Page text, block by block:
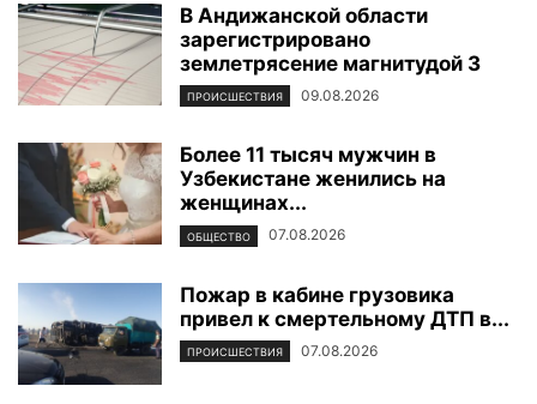
В Андижанской области
зарегистрировано
землетрясение магнитудой 3
ПРОИСШЕСТВИЯ 09.08.2026
Более 11 тысяч мужчин в
Узбекистане женились на
женщинах...
ОБЩЕСТВО 07.08.2026
Пожар в кабине грузовика
привел к смертельному ДТП в...
ПРОИСШЕСТВИЯ 07.08.2026